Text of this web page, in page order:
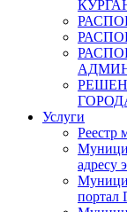
Услуги
Реестр
адресу
портал